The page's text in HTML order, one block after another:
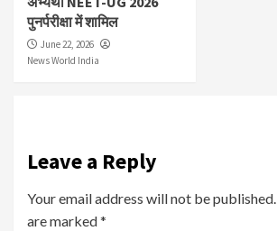
पुनर्परीक्षा में शामिल
June 22, 2026
News World India
Leave a Reply
Your email address will not be published.
are marked*